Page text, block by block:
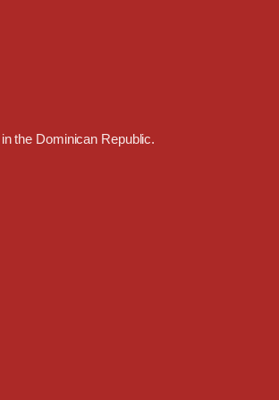
the Dominican Republic.